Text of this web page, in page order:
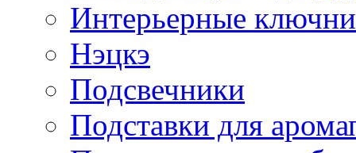
Интерьерные
Нэцкэ
Подсвечники
Подставки для